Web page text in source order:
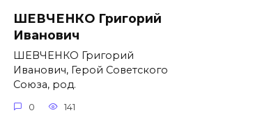
ШЕВЧЕНКО Григорий
Иванович
ШЕВЧЕНКО Григорий
Иванович, Герой Советского
Союза, род.
0 141